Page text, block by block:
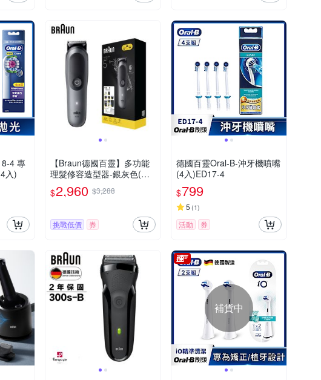
4 專
入)
【Braun德國百靈】多功能
理髮修容造型器-銀灰色(MG
K5560)
$2,960 $3,288
挑戰低價 券
德國百靈Oral-B-沖牙機噴嘴
(4入)ED17-4
$799
5 (1)
活動 券
補貨中